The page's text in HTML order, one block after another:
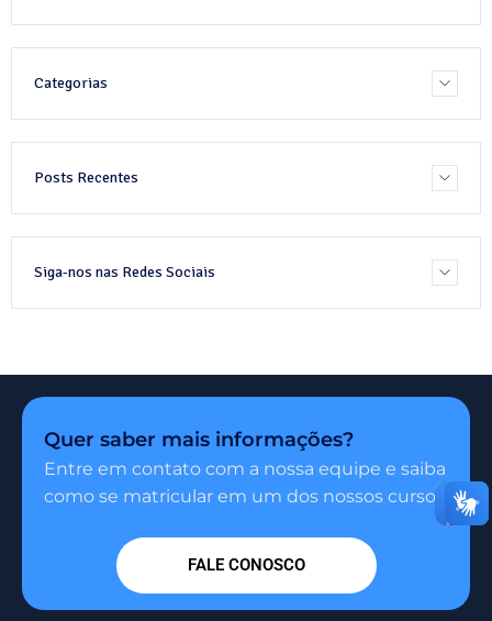
Categorias
Posts Recentes
Siga-nos nas Redes Sociais
Quer saber mais informações?
Entre em contato com a nossa equipe e saiba
como se matricular em um dos nossos cursos.
FALE CONOSCO